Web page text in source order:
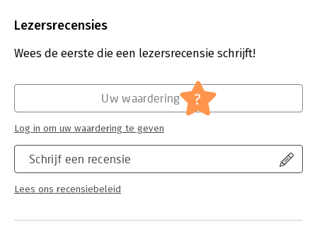
-Het volledige verkoopgesprek ontleed: van begroeting tot
-Offreren en onderhandelen tot de deal
-Uitblinken en groeien bij uw bestaande klanten
VOOR WIE?
-Ervaren en startende verkopers aan bedrijven en
particulieren
-Salestrainers en verkoopverantwoordelijken als coach voor
Uitgever:
Verschijningsdatum:
13-4-2026
Reclame en verkoop
Lezersrecensies
Wees de eerste die een lezersrecensie schrijft!
Schrijf een recensie
Lees ons recensiebeleid
Uw waardering ?
Log in om uw waardering te geven